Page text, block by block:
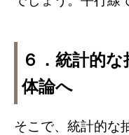
６．統計的
体論へ
そこで、統計的な